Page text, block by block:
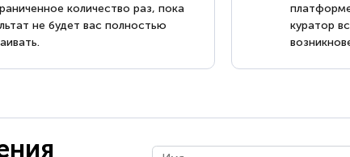
количество раз, пока
не будет вас полностью
куратор